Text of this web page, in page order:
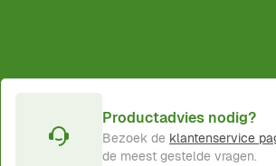
Productadvies nodig?
Bezoek de klantenservice
de meest gestelde vragen.